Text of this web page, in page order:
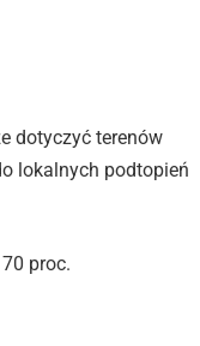
dotyczyć terenów
lokalnych podtopień
proc.